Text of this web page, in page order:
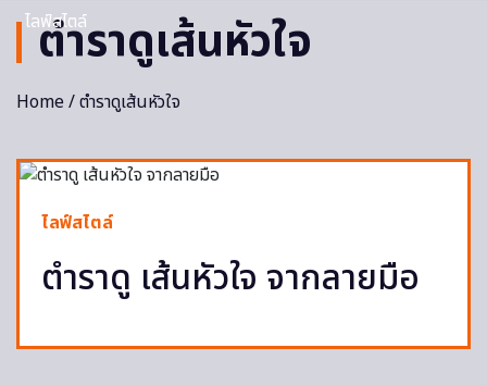
ไลฟ์สไตล์
ตำราดูเส้นหัวใจ
Home/ ตำราดูเส้นหัวใจ
ไลฟ์สไตล์
ตำราดู เส้นหัวใจ จากลายมือ